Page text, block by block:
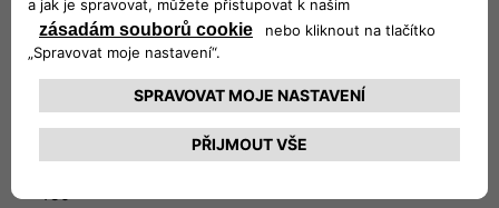
Poháněná kola
Přední
Maximální výkon (k)
130